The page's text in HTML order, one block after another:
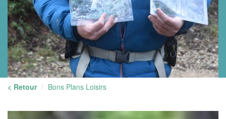
< Retour Bons Plans Loisirs